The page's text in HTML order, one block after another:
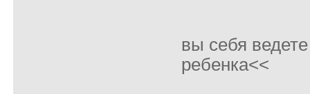
вы себя
ребенка<<